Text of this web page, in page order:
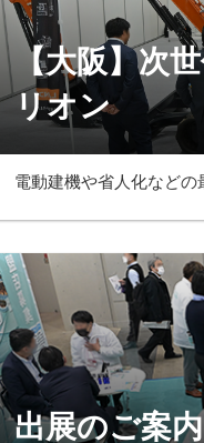
【大阪】次
リオン
電動建機や省人化などの
出展のご案内